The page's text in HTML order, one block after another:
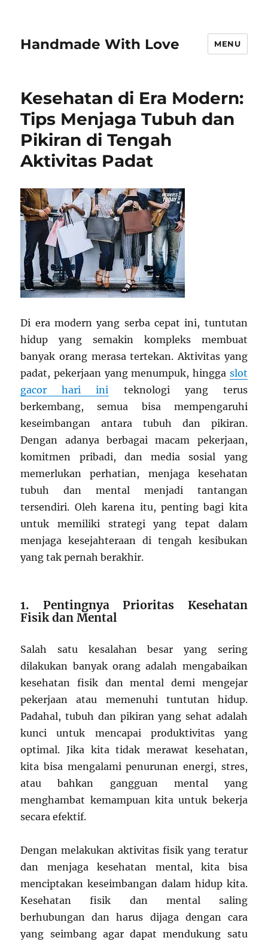
Handmade With Love MENU
Kesehatan di Era Modern:
Tips Menjaga Tubuh dan
Pikiran di Tengah
Aktivitas Padat
Di era modern yang serba cepat ini, tuntutan
hidup yang semakin kompleks membuat
banyak orang merasa tertekan. Aktivitas yang
padat, pekerjaan yang menumpuk, hingga slot
gacor hari ini teknologi yang terus
berkembang, semua bisa mempengaruhi
keseimbangan antara tubuh dan pikiran.
Dengan adanya berbagai macam pekerjaan,
komitmen pribadi, dan media sosial yang
memerlukan perhatian, menjaga kesehatan
tubuh dan mental menjadi tantangan
tersendiri. Oleh karena itu, penting bagi kita
untuk memiliki strategi yang tepat dalam
menjaga kesejahteraan di tengah kesibukan
yang tak pernah berakhir.
1. Pentingnya Prioritas Kesehatan
Fisik dan Mental
Salah satu kesalahan besar yang sering
dilakukan banyak orang adalah mengabaikan
kesehatan fisik dan mental demi mengejar
pekerjaan atau memenuhi tuntutan hidup.
Padahal, tubuh dan pikiran yang sehat adalah
kunci untuk mencapai produktivitas yang
optimal. Jika kita tidak merawat kesehatan,
kita bisa mengalami penurunan energi, stres,
atau bahkan gangguan mental yang
menghambat kemampuan kita untuk bekerja
secara efektif.
Dengan melakukan aktivitas fisik yang teratur
dan menjaga kesehatan mental, kita bisa
menciptakan keseimbangan dalam hidup kita.
Kesehatan fisik dan mental saling
berhubungan dan harus dijaga dengan cara
yang seimbang agar dapat mendukung satu